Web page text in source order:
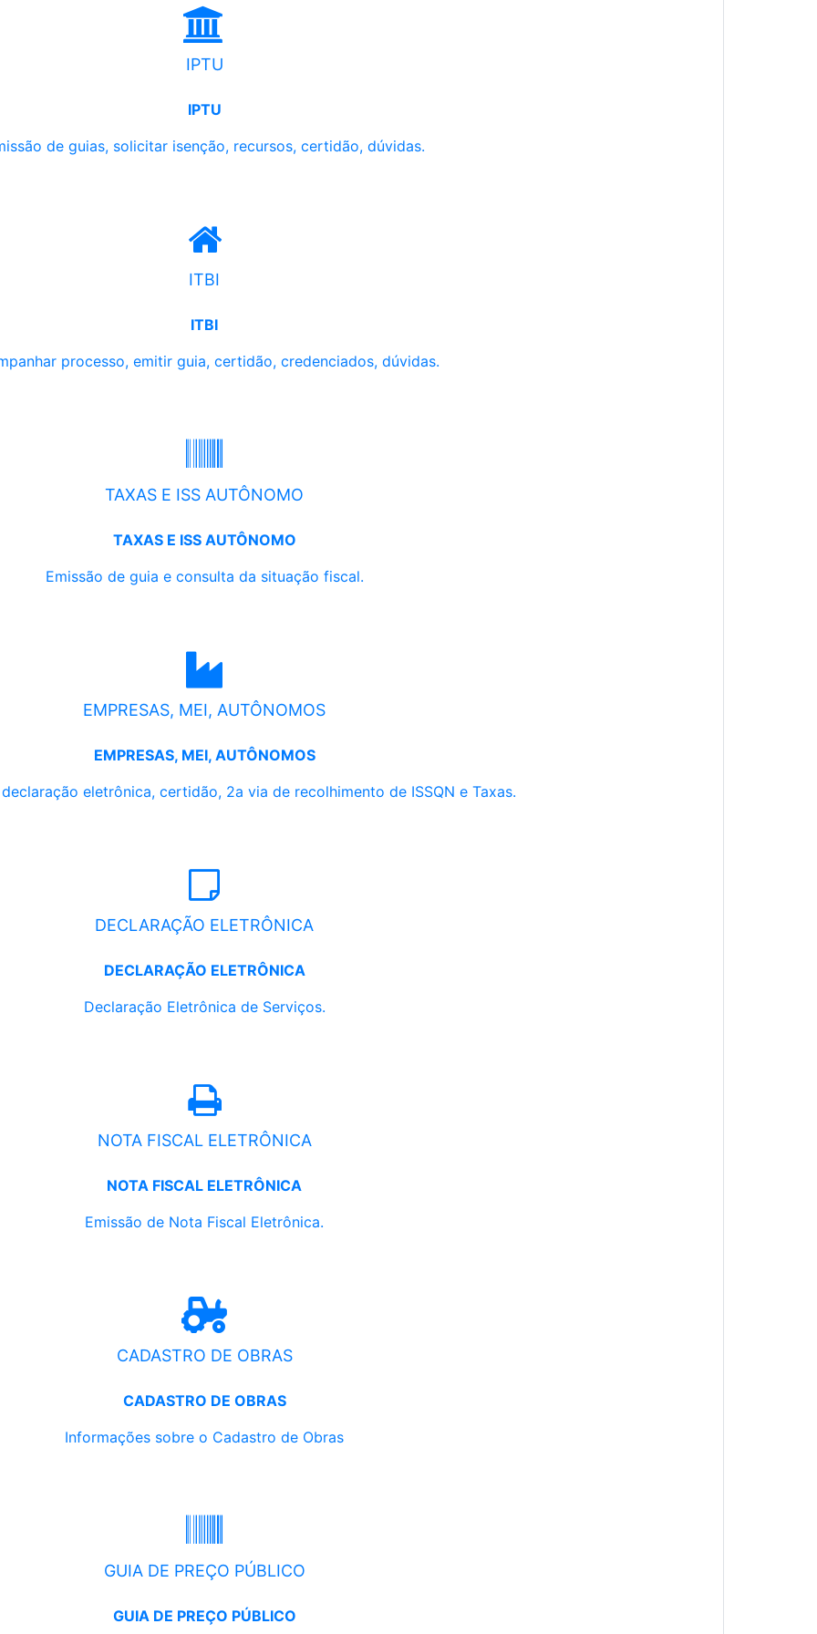
IPTU
IPTU
de guias, solicitar isenção, recursos, certidão, dúvidas.
ITBI
ITBI
processo, emitir guia, certidão, credenciados, dúvidas.
TAXAS E ISS AUTÔNOMO
TAXAS E ISS AUTÔNOMO
Emissão de guia e consulta da situação fiscal.
EMPRESAS, MEI, AUTÔNOMOS
EMPRESAS, MEI, AUTÔNOMOS
eletrônica, certidão, 2a via de recolhimento de ISSQN e Taxas.
DECLARAÇÃO ELETRÔNICA
DECLARAÇÃO ELETRÔNICA
Declaração Eletrônica de Serviços.
NOTA FISCAL ELETRÔNICA
NOTA FISCAL ELETRÔNICA
Emissão de Nota Fiscal Eletrônica.
CADASTRO DE OBRAS
CADASTRO DE OBRAS
Informações sobre o Cadastro de Obras
GUIA DE PREÇO PÚBLICO
GUIA DE PREÇO PÚBLICO